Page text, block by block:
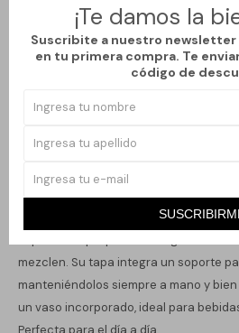
¡Te damos la
Suscribite a nuestro newsletter
en tu primera compra. Te
código de
Métodos y
Práctica y funcional, esta lochera
mezclen. Su tapa integra un soporte
manteniéndolos siempre a mano y
un vaso incorporado, ideal para
Perfecta para el día a día.